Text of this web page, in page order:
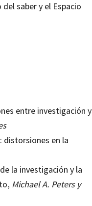
saber y el Espacio
entre investigación y
distorsiones en la
la investigación y la
Michael A. Peters y